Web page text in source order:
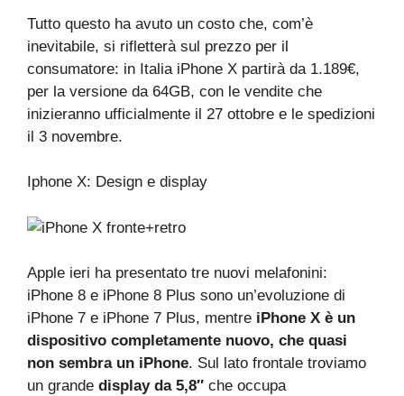
Tutto questo ha avuto un costo che, com’è
inevitabile, si rifletterà sul prezzo per il
consumatore: in Italia iPhone X partirà da 1.189€,
per la versione da 64GB, con le vendite che
inizieranno ufficialmente il 27 ottobre e le spedizioni
il 3 novembre.
Iphone X: Design e display
Apple ieri ha presentato tre nuovi melafonini:
iPhone 8 e iPhone 8 Plus sono un’evoluzione di
iPhone 7 e iPhone 7 Plus, mentre iPhone X è un
dispositivo completamente nuovo, che quasi
non sembra un iPhone. Sul lato frontale troviamo
un grande display da 5,8″ che occupa